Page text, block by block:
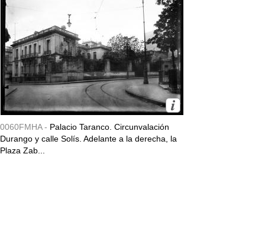
0060FMHA - Palacio Taranco. Circunvalación
Durango y calle Solís. Adelante a la derecha, la
Plaza Zab...